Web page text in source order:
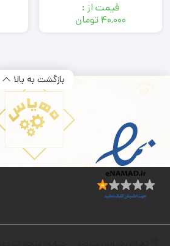
قیمت از :
۴۰,۰۰۰ تومان
بازگشت به بالا